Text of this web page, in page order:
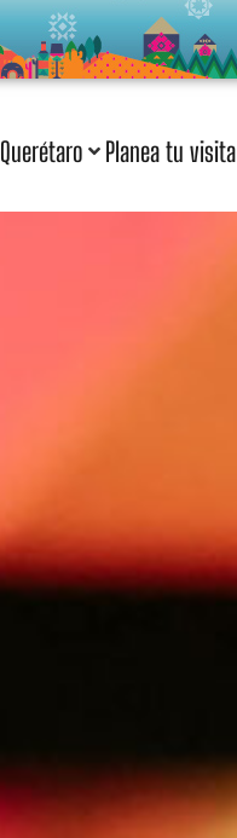
Querétaro Planea tu visita